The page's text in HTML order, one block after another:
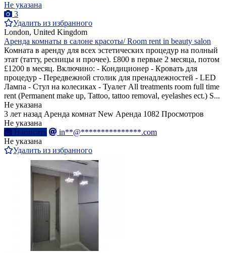
Не указана
3
Удалить из избранного
London, United Kingdom
Аренда комнаты в салоне красоты/ Room rent in beauty salon
Комната в аренду для всех эстетических процедур на полный
этат (татту, ресницы и прочее). £800 в первые 2 месяца, потом
£1200 в месяц. Включино: - Кондиционер - Кровать для
процедур - Передвежной столик для пренадлежностей - LED
Лампа - Стул на колесиках - Туалет All treatments room full time
rent (Permanent make up, Tattoo, tattoo removal, eyelashes ect.) S...
Не указана
3 лет назад Аренда комнат New Аренда 1082 Просмотров
Не указана
Написать
in**@***************.com
Не указана
Удалить из избранного